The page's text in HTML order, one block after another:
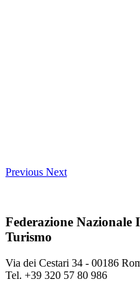
Previous Next
Federazione Nazionale
Turismo
Via dei Cestari 34 - 00186
Tel. +39 320 57 80 986